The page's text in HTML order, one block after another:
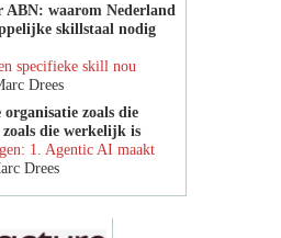
ABN: waarom Nederland
skillstaal nodig
specifieke skill nou
Drees
zoals die
die werkelijk is
1. Agentic AI maakt
Drees